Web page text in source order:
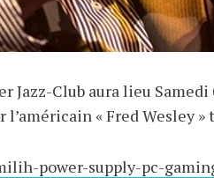
Jazz-Club aura lieu
l’américain « Fred Wesley
power-supply-pc-